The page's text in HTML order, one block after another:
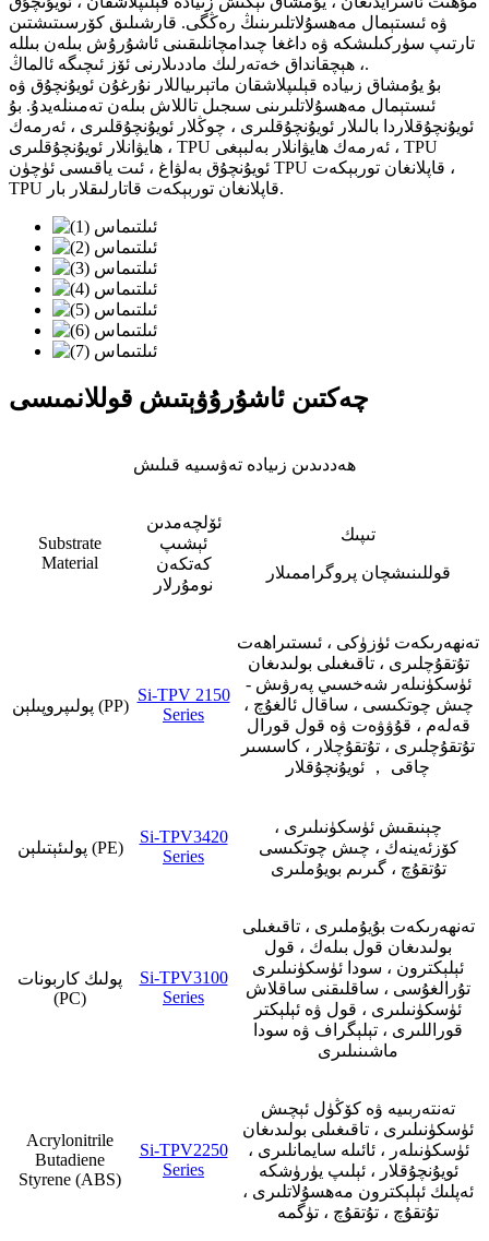
ۋە ئىستېمال مەھسۇلاتلىرىنىڭ رەڭگى. قارشىلىق كۆرسىتىشتىن
تارتىپ سۈركىلىشكە ۋە داغغا چىدامچانلىقىنى ئاشۇرۇش بىلەن بىللە
، ھېچقانداق خەتەرلىك ماددىلارنى ئۆز ئىچىگە ئالماڭ.
بۇ يۇمشاق زىيادە قېلىپلاشقان ماتېرىياللار نۇرغۇن ئويۇنچۇق ۋە
ئىستېمال مەھسۇلاتلىرىنى سىجىل تاللاش بىلەن تەمىنلەيدۇ. بۇ
ئويۇنچۇقلاردا بالىلار ئويۇنچۇقلىرى ، چوڭلار ئويۇنچۇقلىرى ، ئەرمەك
ھايۋانلار ئويۇنچۇقلىرى ، TPU ئەرمەك ھايۋانلار بەلبېغى ، TPU
ئويۇنچۇق بەلۋاغ ، ئىت ياقىسى ئۈچۈن TPU قاپلانغان توربېكەت ،
TPU قاپلانغان توربېكەت قاتارلىقلار بار.
چەكتىن ئاشۇرۇۋېتىش قوللانمىسى
ھەددىدىن زىيادە تەۋسىيە قىلىش
Substrate
Material
ئۆلچەمدىن
ئېشىپ
كەتكەن
نومۇرلار
تىپىك
قوللىنىشچان پروگراممىلار
پولىپروپىلېن (PP)
Si-TPV 2150
Series
تەنھەرىكەت ئۈزۈكى ، ئىستىراھەت
تۇتقۇچلىرى ، تاقىغىلى بولىدىغان
ئۈسكۈنىلەر شەخسىي پەرۋىش -
چىش چوتكىسى ، ساقال ئالغۇچ ،
قەلەم ، قۇۋۋەت ۋە قول قورال
تۇتقۇچلىرى ، تۇتقۇچلار ، كاسسىر
چاقى ， ئويۇنچۇقلار
پولىئېتىلېن (PE)
Si-TPV3420
Series
چېنىقىش ئۈسكۈنىلىرى ،
كۆزئەينەك ، چىش چوتكىسى
تۇتقۇچ ، گىرىم بويۇملىرى
پولىك كاربونات
(PC)
Si-TPV3100
Series
تەنھەرىكەت بۇيۇملىرى ، تاقىغىلى
بولىدىغان قول بىلەك ، قول
ئېلېكترون ، سودا ئۈسكۈنىلىرى
تۇرالغۇسى ، ساقلىقنى ساقلاش
ئۈسكۈنىلىرى ، قول ۋە ئېلېكتر
قوراللىرى ، تېلېگراف ۋە سودا
ماشىنىلىرى
Acrylonitrile
Butadiene
Styrene (ABS)
Si-TPV2250
Series
تەنتەربىيە ۋە كۆڭۈل ئېچىش
ئۈسكۈنىلىرى ، تاقىغىلى بولىدىغان
ئۈسكۈنىلەر ، ئائىلە سايمانلىرى ،
ئويۇنچۇقلار ، ئېلىپ يۈرۈشكە
ئەپلىك ئېلېكترون مەھسۇلاتلىرى ،
تۇتقۇچ ، تۇتقۇچ ، تۈگمە